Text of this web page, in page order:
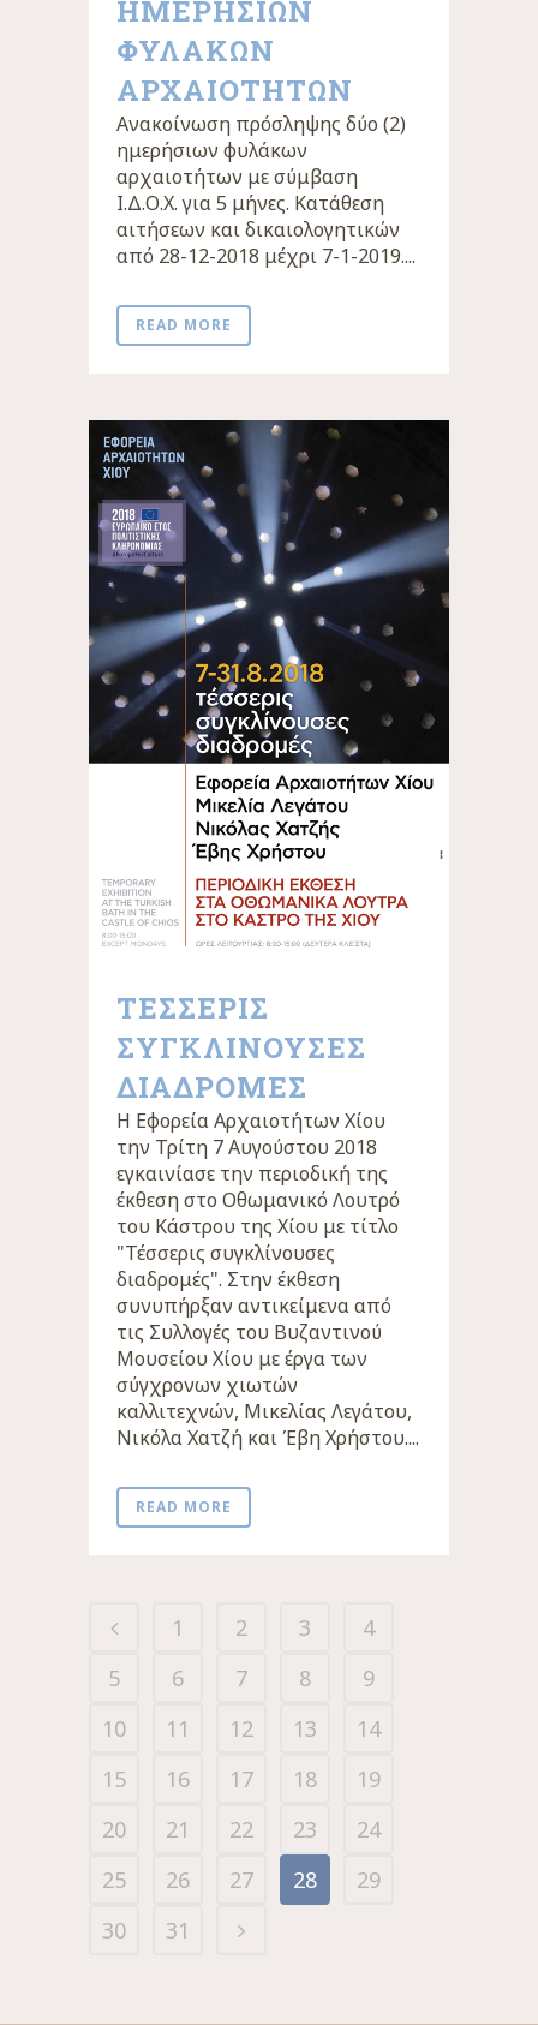
ΗΜΕΡΗΣΙΩΝ
ΦΥΛΑΚΩΝ
ΑΡΧΑΙΟΤΗΤΩΝ
Ανακοίνωση πρόσληψης δύο (2)
ημερήσιων φυλάκων
αρχαιοτήτων με σύμβαση
Ι.Δ.Ο.Χ. για 5 μήνες. Κατάθεση
αιτήσεων και δικαιολογητικών
από 28-12-2018 μέχρι 7-1-2019....
READ MORE
ΤΕΣΣΕΡΙΣ
ΣΥΓΚΛΙΝΟΥΣΕΣ
ΔΙΑΔΡΟΜΕΣ
Η Εφορεία Αρχαιοτήτων Χίου
την Τρίτη 7 Αυγούστου 2018
εγκαινίασε την περιοδική της
έκθεση στο Οθωμανικό Λουτρό
του Κάστρου της Χίου με τίτλο
"Τέσσερις συγκλίνουσες
διαδρομές". Στην έκθεση
συνυπήρξαν αντικείμενα από
τις Συλλογές του Βυζαντινού
Μουσείου Χίου με έργα των
σύγχρονων χιωτών
καλλιτεχνών, Μικελίας Λεγάτου,
Νικόλα Χατζή και Έβη Χρήστου....
READ MORE
1 2 3
4
5
6 7 8
9
10
11 12 13
14
15
16 17 18
19
20
21 22 23
24
25
26 27 28
29
30
31